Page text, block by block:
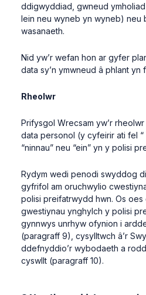
ddigwyddiad, gwneud
lein neu wyneb yn wyneb) neu
wasanaeth.
Nid yw’r wefan hon ar gyfer
data sy’n ymwneud â phlant yn
Rheolwr
Prifysgol Wrecsam yw’r
data personol (y cyfeirir ati fel “
“ninnau” neu “ein” yn y polisi
Rydym wedi penodi swyddog
gyfrifol am oruchwylio
polisi preifatrwydd hwn. Os
gwestiynau ynghylch y polisi
gynnwys unrhyw ofynion i
(paragraff 9) , cysylltwch â’r
ddefnyddio’r wybodaeth a
cyswllt (paragraff 10).